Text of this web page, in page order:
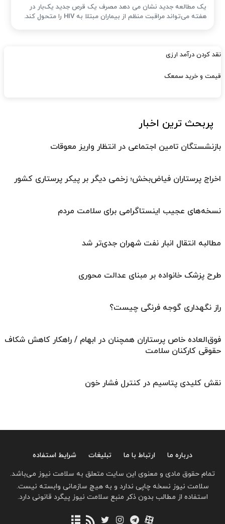
یک مطالعه جدید نشان می دهد مصرف یک قرص جدید یک‌بار در
هفته می‌تواند مراقبت منظم از بیماران مبتلا به HIV را متحول کند.
نقد کردن درآمد ارزی
قیمت و خرید سمعک
پربحث ترین اخبار
بازنشستگان تامین اجتماعی در انتظار واریز معوقات
اخراج پرستاران فیاض‌بخش؛ زخمی دیگر بر پیکر پرستاری کشور
نسخه‌های عجیب اینستاگرامی برای سلامت مردم
مطالبه انتقال انبار نفت شهران جدی‌تر شد
طرح پزشک خانواده بر مبنای عدالت محوری
راز نگهداری گوجه فرنگی چیست؟
فوق‌العاده خاص پرستاران همچنان در ابهام / راهکار کاهش شکاف
حقوقی کارکنان سلامت
نقش کلیدی پتاسیم در کنترل فشار خون
درباره ما ارتباط با ما تبلیغات
شرایط استفاده
تمام حقوق مادی و معنوی این سایت متعلق به سلامت نیوز می‌باشد.
سلامت نیوز نسخه چاپی ندارد و به هیچ سازمانی وابسته نیست.
استفاده از مطالب بدون ذکر منبع سلامت نیوز پیگرد قانونی دارد.